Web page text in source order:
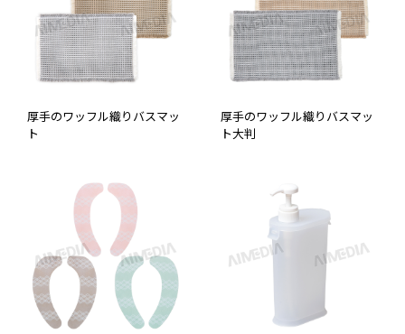
厚手のワッフル織りバスマッ
ト
厚手のワッフル織りバスマッ
ト大判